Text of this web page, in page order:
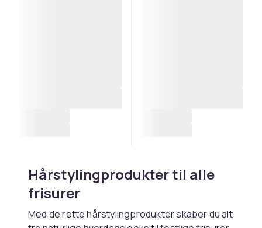
Hårstylingprodukter til alle
frisurer
Med de rette hårstylingprodukter skaber du alt